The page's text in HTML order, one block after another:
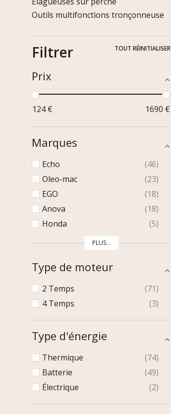
Outils multifonctions tronçonneuse
Filtrer TOUT RÉINITIALISER
Prix
124€ 1690 €
Marques
Echo
46
Oleo-mac
23
EGO
18
Anova
18
Honda
5
PLUS...
Type de moteur
2 Temps
71
4 Temps
3
Type d'énergie
Thermique
74
Batterie
49
Électrique
2